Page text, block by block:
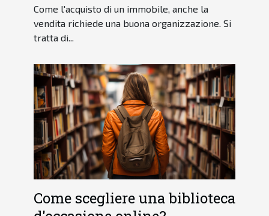
Come l'acquisto di un immobile, anche la
vendita richiede una buona organizzazione. Si
tratta di...
Come scegliere una biblioteca